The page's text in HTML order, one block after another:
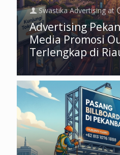
Swastika Advertising at
Advertising
Media Promosi
Terlengkap di